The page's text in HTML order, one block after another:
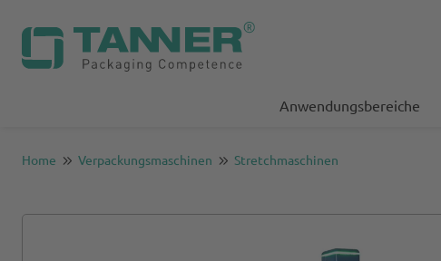
Anwendungsbereiche
Home Verpackungsmaschinen Stretchmaschinen